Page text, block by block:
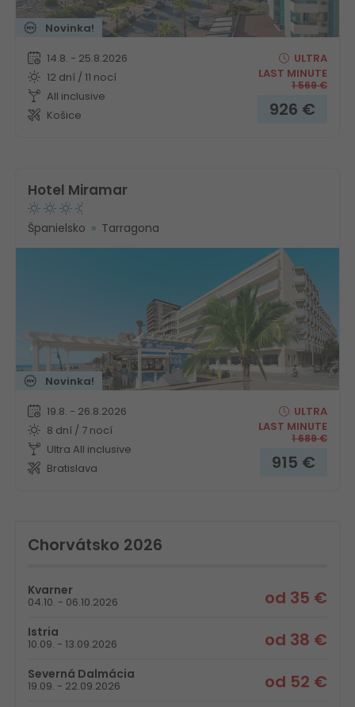
Novinka!
14.8. - 25.8.2026
12 dní / 11 nocí
All inclusive
Košice
ULTRA
LAST MINUTE
1 569€
926 €
Hotel Miramar
Španielsko Tarragona
Novinka!
19.8. - 26.8.2026
8 dní / 7 nocí
Ultra All inclusive
Bratislava
ULTRA
LAST MINUTE
1 689€
915 €
Chorvátsko 2026
Kvarner
04.10. - 06.10.2026 od 35 €
Istria
10.09. - 13.09.2026 od 38 €
Severná Dalmácia
19.09. - 22.09.2026 od 52 €